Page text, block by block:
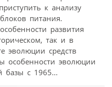
к анализу
питания.
развития
так и в
эволюции средств
особенности эволюции
базы с 1965...